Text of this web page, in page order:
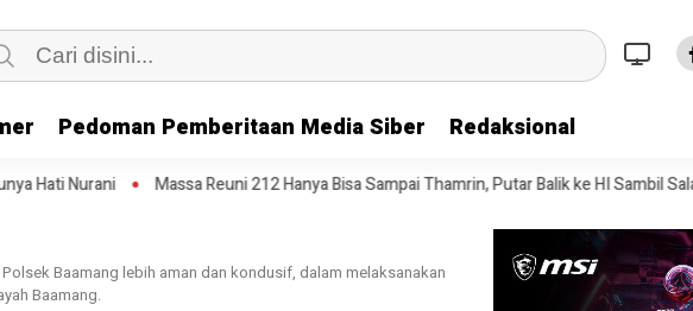
Pedoman Pemberitaan Media Siber Redaksional
Massa Reuni 212 Hanya Bisa Sampai Thamrin, Putar Balik ke HI Sambil Salawat Prof
Baamang lebih aman dan kondusif, dalam melaksanakan
Baamang.